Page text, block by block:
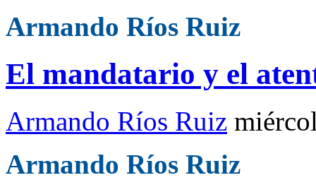
Armando Ríos Ruiz
El mandatario y el
Armando Ríos Ruiz
Armando Ríos Ruiz